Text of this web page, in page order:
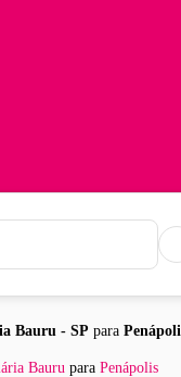
Bauru - SP para
Bauru para Penápolis